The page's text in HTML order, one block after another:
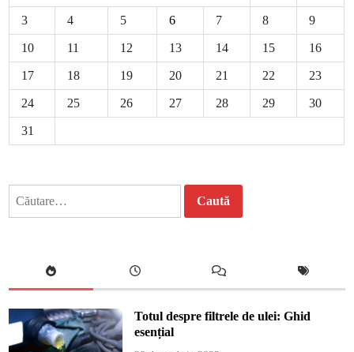
3 4 5 6 7 8 9
10 11 12 13 14 15 16
17 18 19 20 21 22 23
24 25 26 27 28 29 30
31
Totul despre filtrele de ulei: Ghid
esențial